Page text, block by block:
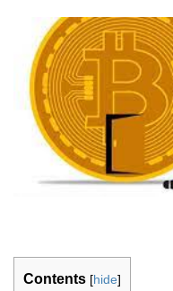
Contents [hide]